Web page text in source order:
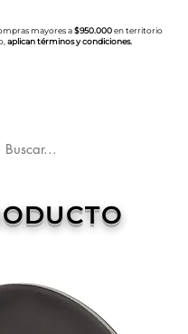
mayores a$950.000en territorio
aplican términos y condiciones.